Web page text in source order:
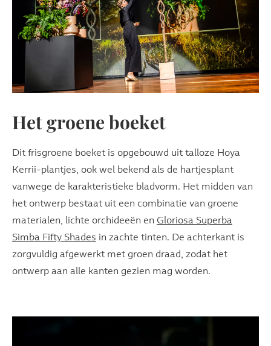
Het groene boeket
Dit frisgroene boeket is opgebouwd uit talloze Hoya
Kerrii-plantjes, ook wel bekend als de hartjesplant
vanwege de karakteristieke bladvorm. Het midden van
het ontwerp bestaat uit een combinatie van groene
materialen, lichte orchideeën en Gloriosa Superba
Simba Fifty Shades in zachte tinten. De achterkant is
zorgvuldig afgewerkt met groen draad, zodat het
ontwerp aan alle kanten gezien mag worden.